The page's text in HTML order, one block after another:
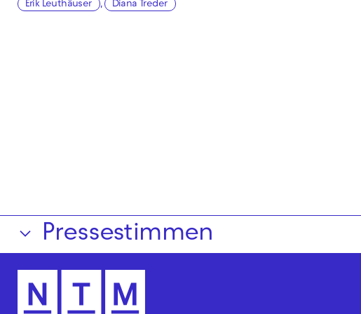
Erik Leuthäuser , Diana Treder
Pressestimmen